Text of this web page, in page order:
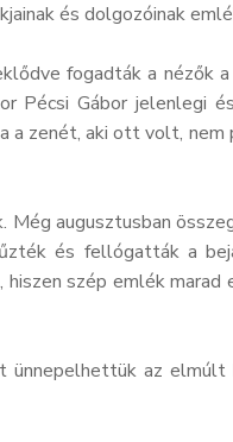
és dolgozóinak
fogadták a nézők
Pécsi Gábor jelenlegi
zenét, aki ott volt, nem
augusztusban
és fellógatták a
szép emlék marad
az elmúlt